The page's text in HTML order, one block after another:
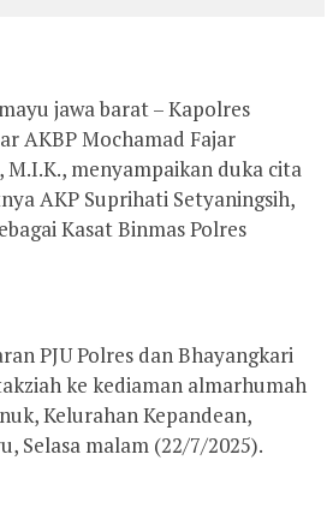
jawa barat – Kapolres
AKBP Mochamad Fajar
M.I.K., menyampaikan duka cita
AKP Suprihati Setyaningsih,
Kasat Binmas Polres
PJU Polres dan Bhayangkari
ke kediaman almarhumah
Kelurahan Kepandean,
Selasa malam (22/7/2025).